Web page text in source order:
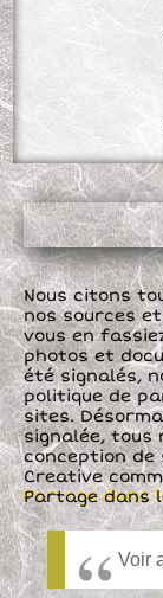
Nous citons
nos sources
vous en
photos et
été signalés,
politique de
sites.
signalée, tous
conception
Creative
Partage dans
Voir